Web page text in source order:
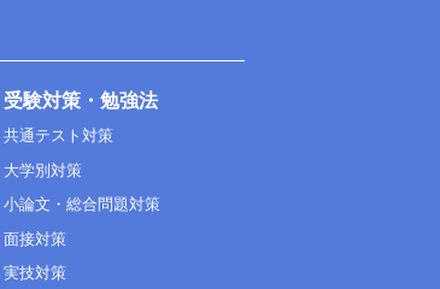
受験対策・勉強法
共通テスト対策
大学別対策
小論文・総合問題対策
面接対策
実技対策